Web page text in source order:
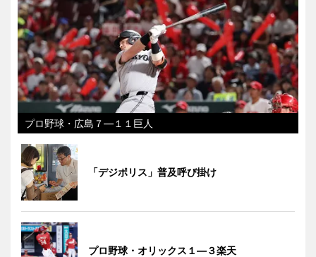
プロ野球・広島７―１１巨人
「デジポリス」普及呼び掛け
プロ野球・オリックス１―３楽天